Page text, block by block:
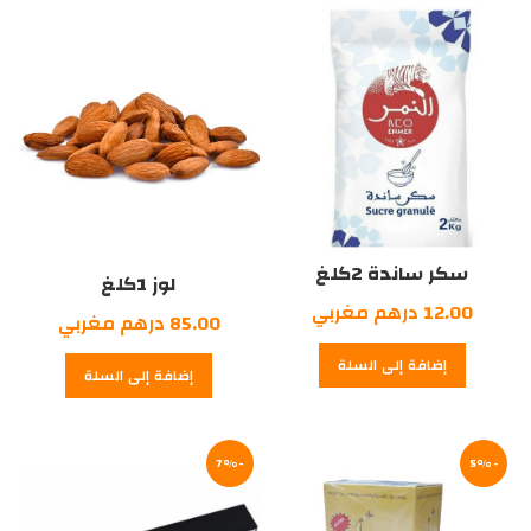
مغربي.
درهم
مغربي.
سكر ساندة 2كلغ
12.00 درهم مغربي
إضافة إلى السلة
لوز 1كلغ
85.00 درهم مغربي
إضافة إلى السلة
-5%
-7%